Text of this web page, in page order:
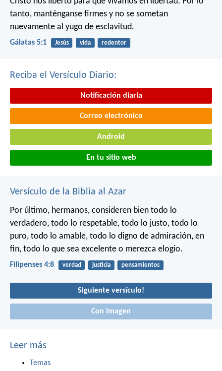
tanto, manténganse firmes y no se sometan
nuevamente al yugo de esclavitud.
Gálatas 5:1 Jesús vida redentor
Reciba el Versículo Diario:
Notificación diaria
Correo electrónico
Android
En tu sitio web
Versículo de la Biblia al Azar
Por último, hermanos, consideren bien todo lo
verdadero, todo lo respetable, todo lo justo, todo lo
puro, todo lo amable, todo lo digno de admiración, en
fin, todo lo que sea excelente o merezca elogio.
Filipenses 4:8 verdad justicia pensamientos
Siguiente versículo!
Con imagen
Leer más
Temas